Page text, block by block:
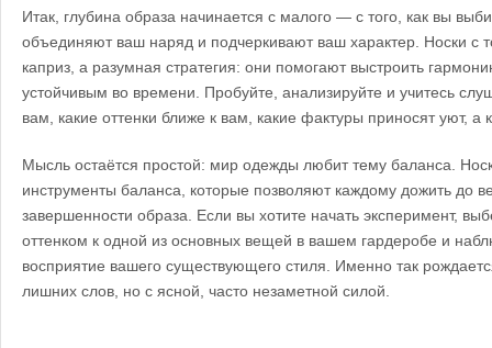
Итак, глубина образа начинается с малого — с того, как вы
объединяют ваш наряд и подчеркивают ваш характер. Носки
каприз, а разумная стратегия: они помогают выстроить
устойчивым во времени. Пробуйте, анализируйте и учитесь
вам, какие оттенки ближе к вам, какие фактуры приносят уют, а
Мысль остаётся простой: мир одежды любит тему баланса.
инструменты баланса, которые позволяют каждому дожить до
завершенности образа. Если вы хотите начать эксперимент,
оттенком к одной из основных вещей в вашем гардеробе и
восприятие вашего существующего стиля. Именно так
лишних слов, но с ясной, часто незаметной силой.